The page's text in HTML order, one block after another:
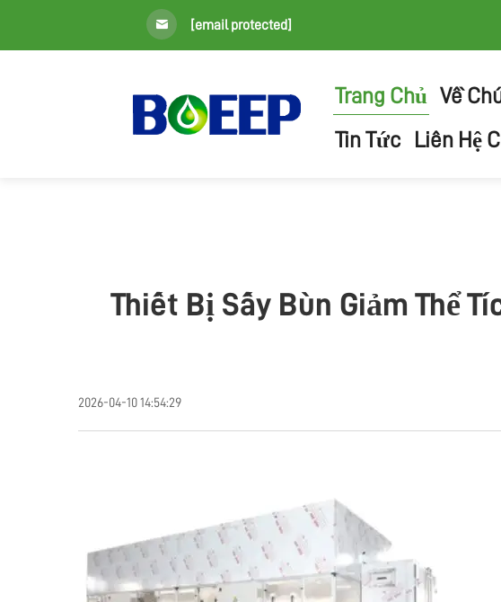
[email protected]
Trang Chủ Về
Tin Tức
Liên Hệ
Thiết Bị Sấy Bùn Giảm Thể
2026-04-10 14:54:29